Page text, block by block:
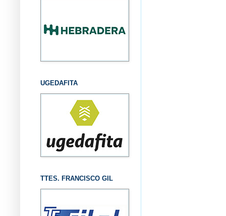
UGEDAFITA
TTES. FRANCISCO GIL